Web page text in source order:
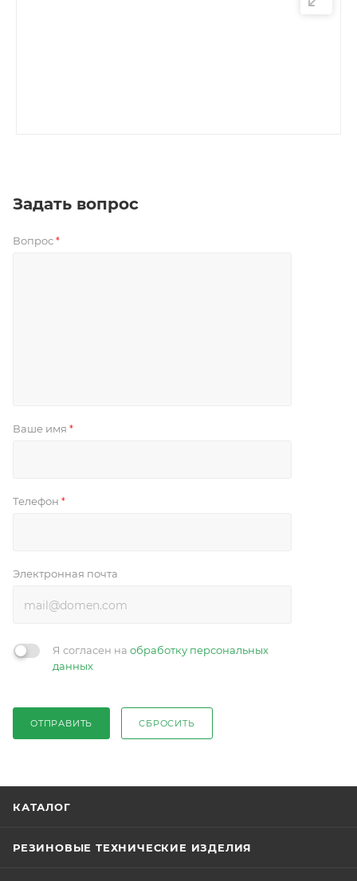
Задать вопрос
Вопрос *
Ваше имя *
Телефон *
Электронная почта
Я согласен на обработку персональных
данных
ОТПРАВИТЬ СБРОСИТЬ
КАТАЛОГ
РЕЗИНОВЫЕ ТЕХНИЧЕСКИЕ ИЗДЕЛИЯ